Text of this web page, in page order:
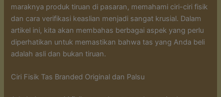
maraknya produk tiruan di pasaran, memahami ciri-ciri fisik
dan cara verifikasi keaslian menjadi sangat krusial. Dalam
artikel ini, kita akan membahas berbagai aspek yang perlu
diperhatikan untuk memastikan bahwa tas yang Anda beli
adalah asli dan bukan tiruan.
Ciri Fisik Tas Branded Original dan Palsu